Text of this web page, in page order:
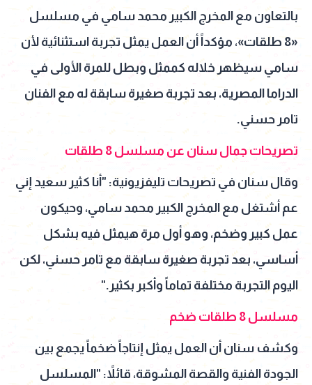
بالتعاون مع المخرج الكبير محمد سامي في مسلسل
«8 طلقات»، مؤكداً أن العمل يمثل تجربة استثنائية لأن
سامي سيظهر خلاله كممثل وبطل للمرة الأولى في
الدراما المصرية، بعد تجربة صغيرة سابقة له مع الفنان
تامر حسني.
تصريحات جمال سنان عن مسلسل 8 طلقات
وقال سنان في تصريحات تليفزيونية: "أنا كثير سعيد إني
عم أشتغل مع المخرج الكبير محمد سامي، وحيكون
عمل كبير وضخم، وهو أول مرة هيمثل فيه بشكل
أساسي، بعد تجربة صغيرة سابقة مع تامر حسني، لكن
اليوم التجربة مختلفة تماماً وأكبر بكثير."
مسلسل 8 طلقات ضخم
وكشف سنان أن العمل يمثل إنتاجاً ضخماً يجمع بين
الجودة الفنية والقصة المشوقة، قائلاً: "المسلسل